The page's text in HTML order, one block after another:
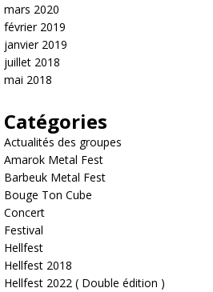
mars 2020
février 2019
janvier 2019
juillet 2018
mai 2018
Catégories
Actualités des groupes
Amarok Metal Fest
Barbeuk Metal Fest
Bouge Ton Cube
Concert
Festival
Hellfest
Hellfest 2018
Hellfest 2022 ( Double édition )